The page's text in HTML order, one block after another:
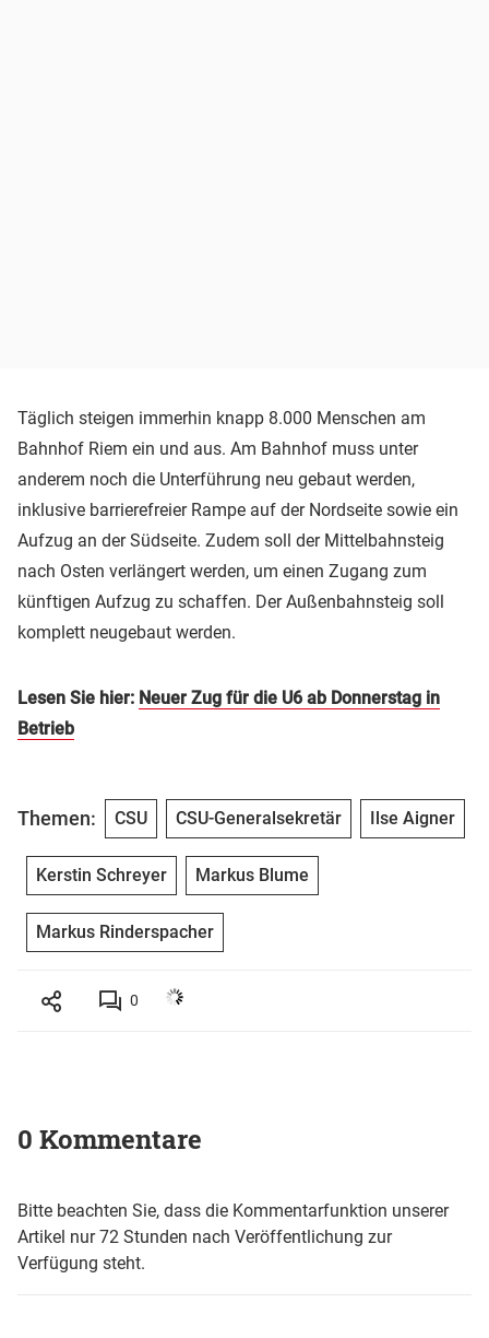
Täglich steigen immerhin knapp 8.000 Menschen am
Bahnhof Riem ein und aus. Am Bahnhof muss unter
anderem noch die Unterführung neu gebaut werden,
inklusive barrierefreier Rampe auf der Nordseite sowie ein
Aufzug an der Südseite. Zudem soll der Mittelbahnsteig
nach Osten verlängert werden, um einen Zugang zum
künftigen Aufzug zu schaffen. Der Außenbahnsteig soll
komplett neugebaut werden.
Lesen Sie hier: Neuer Zug für die U6 ab Donnerstag in
Betrieb
Themen: CSU CSU-Generalsekretär Ilse Aigner
Kerstin Schreyer Markus Blume
Markus Rinderspacher
0
0 Kommentare
Bitte beachten Sie, dass die Kommentarfunktion unserer
Artikel nur 72 Stunden nach Veröffentlichung zur
Verfügung steht.